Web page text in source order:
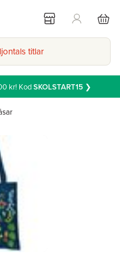
titlar
kr! KodSKOLSTART15❯